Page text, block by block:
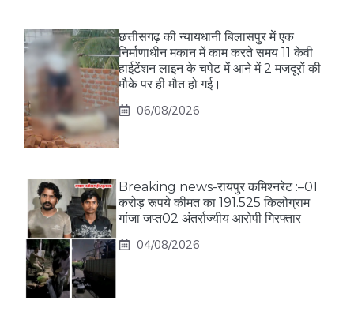
छत्तीसगढ़ की न्यायधानी बिलासपुर में एक
निर्माणाधीन मकान में काम करते समय 11 केवी
हाईटेंशन लाइन के चपेट में आने में 2 मजदूरों की
मौके पर ही मौत हो गई।
06/08/2026
Breaking news-रायपुर कमिश्नरेट :–01
करोड़ रूपये कीमत का 191.525 किलोग्राम
गांजा जप्त02 अंतर्राज्यीय आरोपी गिरफ्तार
04/08/2026